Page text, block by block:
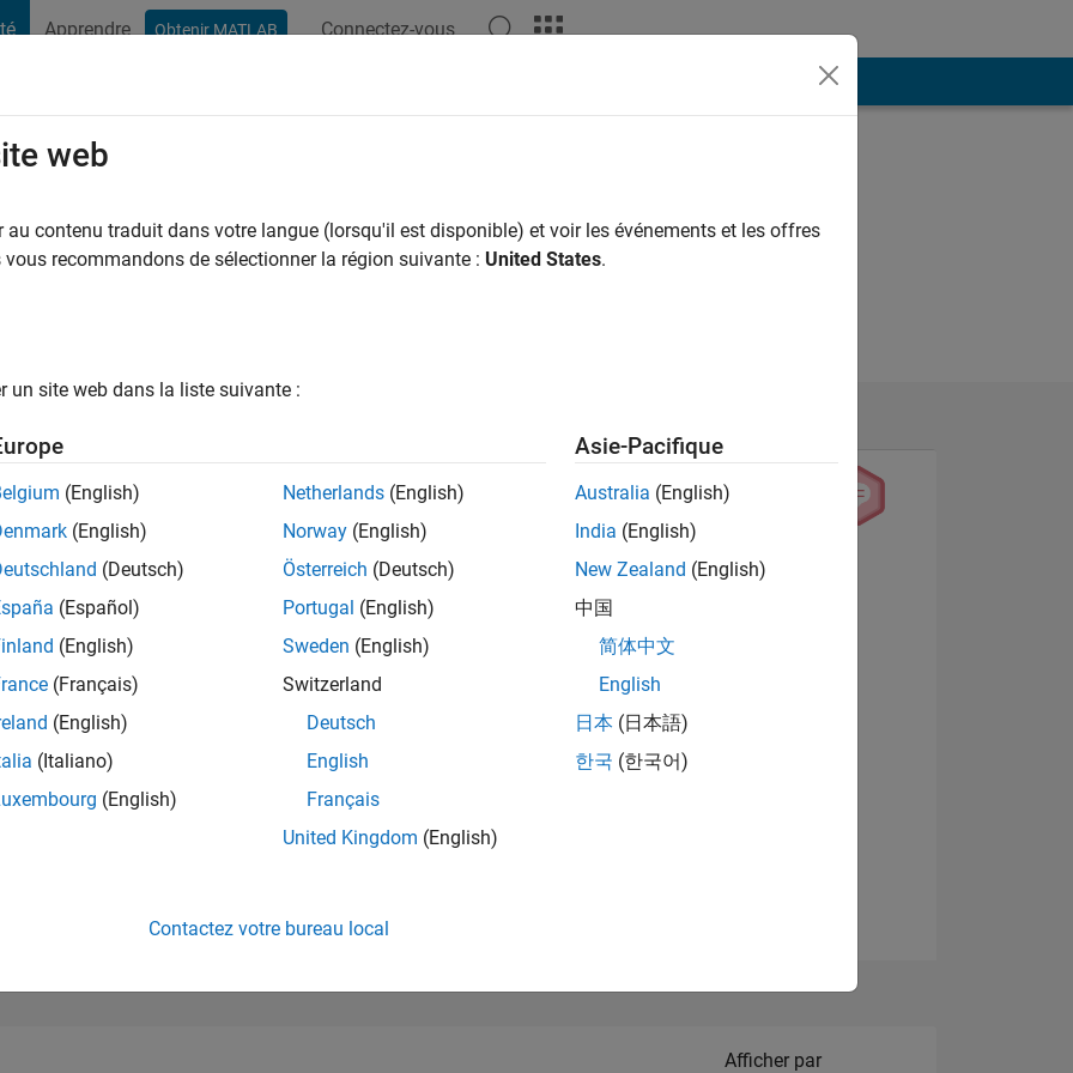
Apprendre Obtenir MATLAB Connectez-vous
a|Actif depuis 2023
0
of 302 023
Afficher les badges
Filter2
Afficher par
web
au contenu traduit dans votre langue (lorsqu'il est disponible) et voir les événements et les offres
vous recommandons de sélectionner la région suivante : United States.
un site web dans la liste suivante :
(English)
(English)
(Deutsch)
(Español)
(English)
(Français)
(English)
(Italiano)
(English)
Netherlands (English)
Norway (English)
Österreich (Deutsch)
Portugal (English)
Sweden (English)
Switzerland
Deutsch
English
Français
United Kingdom (English)
Asie-Pacifique
Australia (English)
India (English)
New Zealand (English)
中国
简体中文
English
日本 (日本語)
한국 (한국어)
Contactez votre bureau local